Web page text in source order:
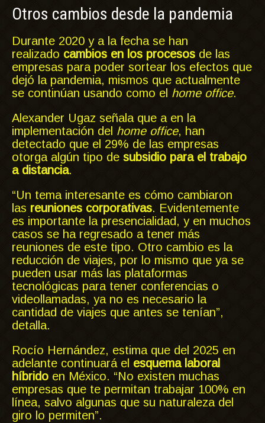
Otros cambios desde la pandemia
Durante 2020 y a la fecha se han
realizado cambios en los procesos de las
empresas para poder sortear los efectos que
dejó la pandemia, mismos que actualmente
se continúan usando como el home office.
Alexander Ugaz señala que a en la
implementación del home office, han
detectado que el 29% de las empresas
otorga algún tipo de subsidio para el trabajo
a distancia.
“Un tema interesante es cómo cambiaron
las reuniones corporativas. Evidentemente
es importante la presencialidad, y en muchos
casos se ha regresado a tener más
reuniones de este tipo. Otro cambio es la
reducción de viajes, por lo mismo que ya se
pueden usar más las plataformas
tecnológicas para tener conferencias o
videollamadas, ya no es necesario la
cantidad de viajes que antes se tenían”,
detalla.
Rocío Hernández, estima que del 2025 en
adelante continuará el esquema laboral
híbrido en México. “No existen muchas
empresas que te permitan trabajar 100% en
línea, salvo algunas que su naturaleza del
giro lo permiten”.